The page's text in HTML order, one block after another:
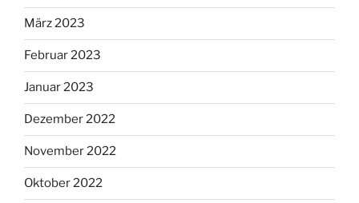
März 2023
Februar 2023
Januar 2023
Dezember 2022
November 2022
Oktober 2022